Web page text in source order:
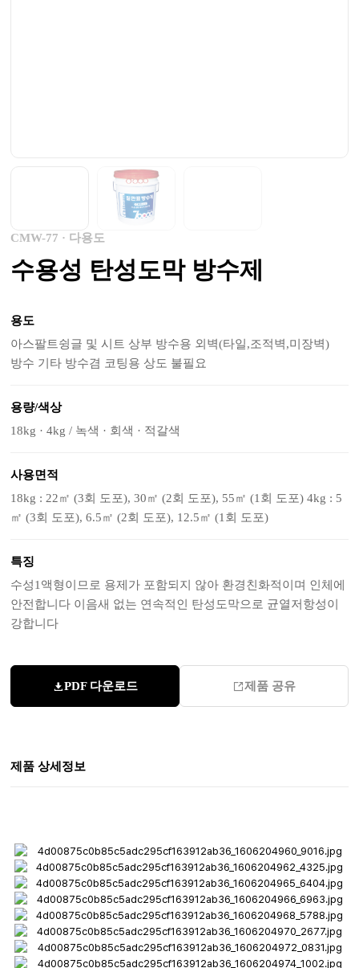
CMW-77 · 다용도
수용성 탄성도막 방수제
용도
아스팔트슁글 및 시트 상부 방수용 외벽(타일,조적벽,미장벽)
방수 기타 방수겸 코팅용 상도 불필요
용량/색상
18kg · 4kg / 녹색 · 회색 · 적갈색
사용면적
18kg : 22㎡ (3회 도포), 30㎡ (2회 도포), 55㎡ (1회 도포) 4kg : 5
㎡ (3회 도포), 6.5㎡ (2회 도포), 12.5㎡ (1회 도포)
특징
수성1액형이므로 용제가 포함되지 않아 환경친화적이며 인체에
안전합니다 이음새 없는 연속적인 탄성도막으로 균열저항성이
강합니다
PDF 다운로드 제품 공유
제품 상세정보